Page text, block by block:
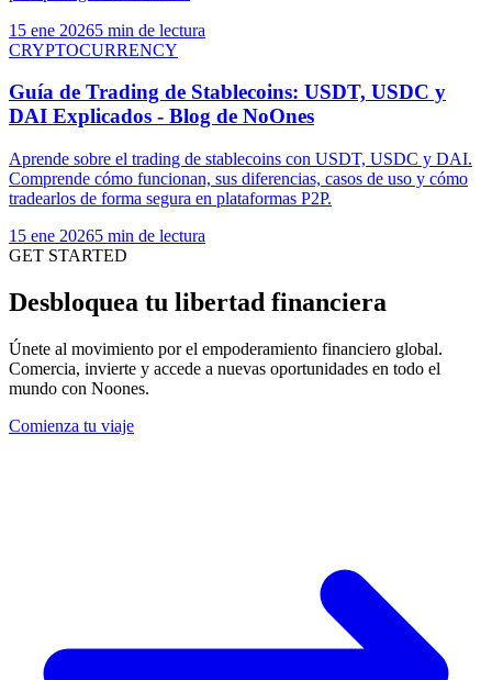
15 ene 20265 min de lectura
CRYPTOCURRENCY
Guía de Trading de Stablecoins: USDT, USDC y
DAI Explicados - Blog de NoOnes
Aprende sobre el trading de stablecoins con USDT, USDC y DAI.
Comprende cómo funcionan, sus diferencias, casos de uso y cómo
tradearlos de forma segura en plataformas P2P.
15 ene 20265 min de lectura
GET STARTED
Desbloquea tu libertad financiera
Únete al movimiento por el empoderamiento financiero global.
Comercia, invierte y accede a nuevas oportunidades en todo el
mundo con Noones.
Comienza tu viaje